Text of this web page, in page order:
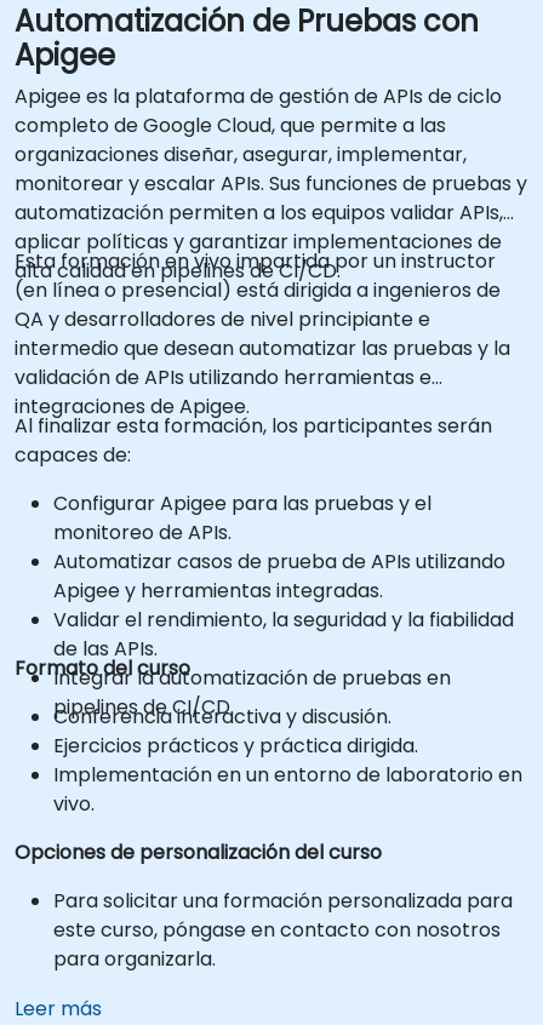
Automatización de Pruebas con
Apigee
Apigee es la plataforma de gestión de APIs de ciclo
completo de Google Cloud, que permite a las
organizaciones diseñar, asegurar, implementar,
monitorear y escalar APIs. Sus funciones de pruebas y
automatización permiten a los equipos validar APIs,
aplicar políticas y garantizar implementaciones de
alta calidad en pipelines de CI/CD.
Esta formación en vivo impartida por un instructor
(en línea o presencial) está dirigida a ingenieros de
QA y desarrolladores de nivel principiante e
intermedio que desean automatizar las pruebas y la
validación de APIs utilizando herramientas e
integraciones de Apigee.
Al finalizar esta formación, los participantes serán
capaces de:
Configurar Apigee para las pruebas y el
monitoreo de APIs.
Automatizar casos de prueba de APIs utilizando
Apigee y herramientas integradas.
Validar el rendimiento, la seguridad y la fiabilidad
de las APIs.
Integrar la automatización de pruebas en
pipelines de CI/CD.
Formato del curso
Conferencia interactiva y discusión.
Ejercicios prácticos y práctica dirigida.
Implementación en un entorno de laboratorio en
vivo.
Opciones de personalización del curso
Para solicitar una formación personalizada para
este curso, póngase en contacto con nosotros
para organizarla.
Leer más